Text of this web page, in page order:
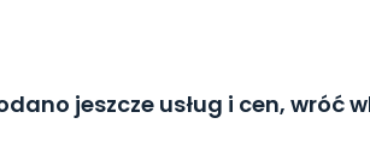
jeszcze usług i cen, wróć